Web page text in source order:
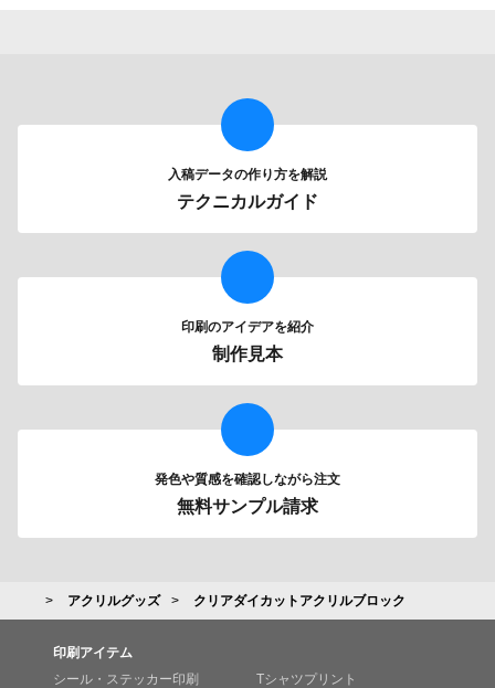
入稿データの作り方を解説
テクニカルガイド
印刷のアイデアを紹介
制作見本
発色や質感を確認しながら注文
無料サンプル請求
アクリルグッズ クリアダイカットアクリルブロック
印刷アイテム
シール・ステッカー印刷
Tシャツプリント